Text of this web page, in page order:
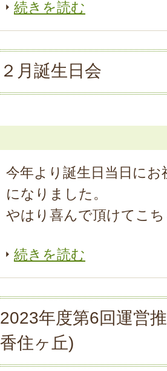
続きを読む
２月誕生日会
今年より誕生日当日に
になりました。
やはり喜んで頂けてこ
続きを読む
2023年度第6回運営
香住ヶ丘)